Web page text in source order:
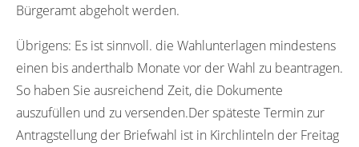
Bürgeramt abgeholt werden.
Übrigens: Es ist sinnvoll. die Wahlunterlagen mindestens
einen bis anderthalb Monate vor der Wahl zu beantragen.
So haben Sie ausreichend Zeit, die Dokumente
auszufüllen und zu versenden.Der späteste Termin zur
Antragstellung der Briefwahl ist in Kirchlinteln der Freitag